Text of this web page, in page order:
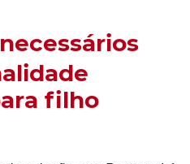
filho